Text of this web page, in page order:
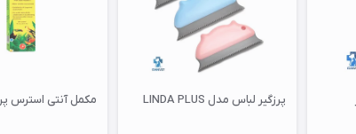
پرزگیر لباس مدل LINDA PLUS مکمل آنتی استرس پرندگان توکان